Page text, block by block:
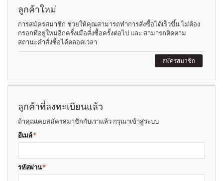
ลูกค้าใหม่
การสมัครสมาชิก ช่วยให้คุณสามารถทำการสั่งซื้อได้เร็วขึ้น ไม่ต้อง
กรอกที่อยู่ใหม่อีกครั้งเมื่อสั่งซื้อครั้งต่อไป และ สามารถติดตาม
สถานะคำสั่งซื้อได้ตลอดเวลา
สมัครสมาชิก
ลูกค้าที่ลงทะเบียนแล้ว
ถ้าคุณเคยสมัครสมาชิกกับเราแล้ว กรุณาเข้าสู่ระบบ
*
อีเมล์
*
รหัสผ่าน